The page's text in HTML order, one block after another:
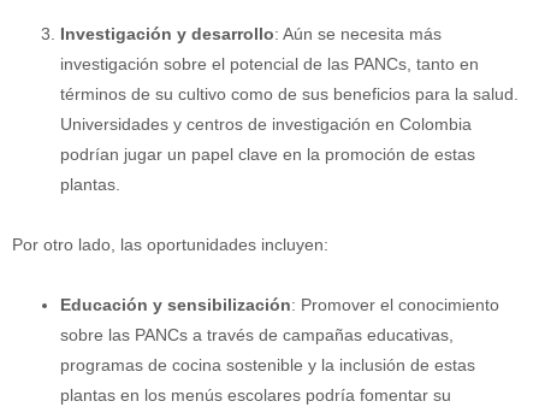
Investigación y desarrollo: Aún se necesita más
investigación sobre el potencial de las PANCs, tanto en
términos de su cultivo como de sus beneficios para la salud.
Universidades y centros de investigación en Colombia
podrían jugar un papel clave en la promoción de estas
plantas.
Por otro lado, las oportunidades incluyen:
Educación y sensibilización: Promover el conocimiento
sobre las PANCs a través de campañas educativas,
programas de cocina sostenible y la inclusión de estas
plantas en los menús escolares podría fomentar su